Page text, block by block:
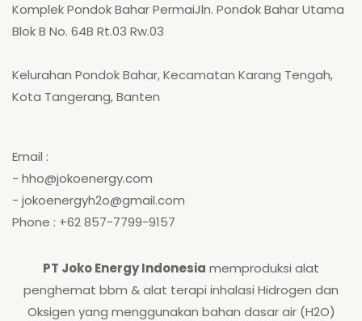
Komplek Pondok Bahar PermaiJln. Pondok Bahar Utama
Blok B No. 64B Rt.03 Rw.03
Kelurahan Pondok Bahar, Kecamatan Karang Tengah,
Kota Tangerang, Banten
Email :
- hho@jokoenergy.com
- jokoenergyh2o@gmail.com
Phone : +62 857-7799-9157
PT Joko Energy Indonesia memproduksi alat
penghemat bbm & alat terapi inhalasi Hidrogen dan
Oksigen yang menggunakan bahan dasar air (H2O)